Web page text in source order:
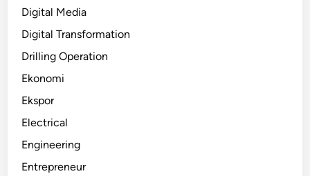
Digital Media
Digital Transformation
Drilling Operation
Ekonomi
Ekspor
Electrical
Engineering
Entrepreneur